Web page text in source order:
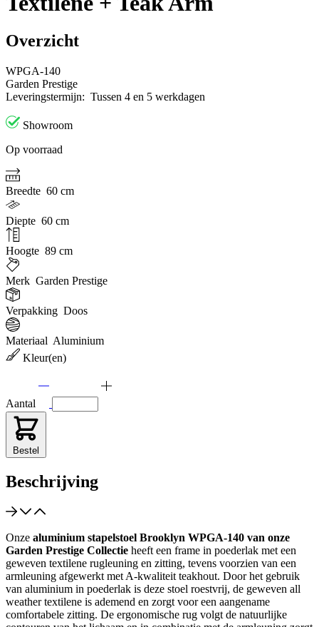
Overzicht
WPGA-140
Garden Prestige
Leveringstermijn: Tussen 4 en 5 werkdagen
Showroom
Op voorraad
Breedte 60 cm
Diepte 60 cm
Hoogte 89 cm
Merk Garden Prestige
Verpakking Doos
Materiaal Aluminium
Kleur(en)
Aantal
Bestel
Beschrijving
Onze aluminium stapelstoel Brooklyn WPGA-140 van onze
Garden Prestige Collectie heeft een frame in poederlak met een
geweven textilene rugleuning en zitting, tevens voorzien van een
armleuning afgewerkt met A-kwaliteit teakhout. Door het gebruik
van aluminium in poederlak is deze stoel roestvrij, de geweven all
weather textilene is ademend en zorgt voor een aangename
comfortabele zitting. De ergonomische rug volgt de natuurlijke